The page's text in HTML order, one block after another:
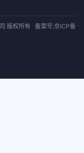
版权所有 备案号:京ICP备